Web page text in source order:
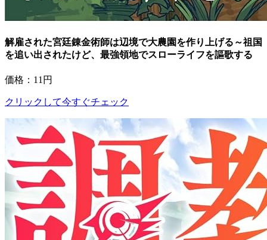
解雇された宮廷錬金術師は辺境で大農園を作り上げる～祖国
を追い出されたけど、最強領地でスローライフを謳歌する
価格：11円
クリックして今すぐチェック